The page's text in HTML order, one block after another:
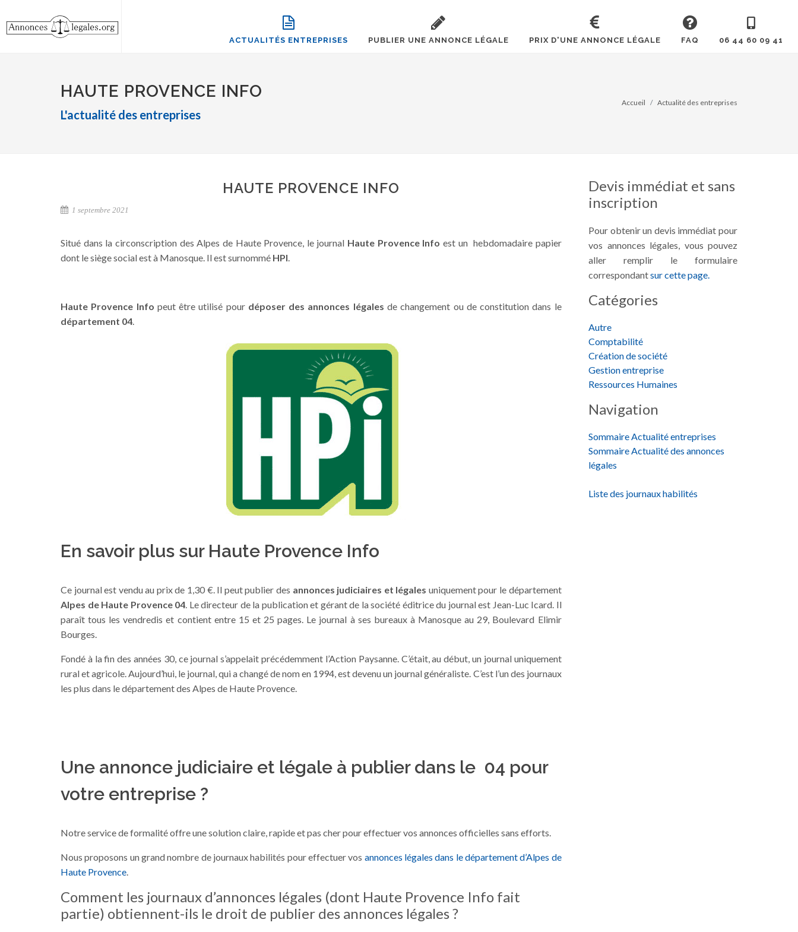
ACTUALITÉS ENTREPRISES PUBLIER UNE ANNONCE LÉGALE PRIX D'UNE ANNONCE LÉGALE FAQ 06 44 60 09 41
HAUTE PROVENCE INFO
L'actualité des entreprises
Accueil Actualité des entreprises
HAUTE PROVENCE INFO
1 septembre 2021
Situé dans la circonscription des Alpes de Haute Provence, le journal Haute Provence Info est un hebdomadaire papier
dont le siège social est à Manosque. Il est surnommé HPI.
Haute Provence Info peut être utilisé pourdéposer des annonces légales de changement ou de constitution dans le
département 04.
En savoir plus sur Haute Provence Info
Ce journal est vendu au prix de 1,30 €. Il peut publier des annonces judiciaires et légales uniquement pour le département
Alpes de Haute Provence 04. Le directeur de la publication et gérant de la société éditrice du journal est Jean-Luc Icard. Il
paraît tous les vendredis et contient entre 15 et 25 pages. Le journal à ses bureaux à Manosque au 29, Boulevard Elimir
Bourges.
Fondé à la fin des années 30, ce journal s’appelait précédemment l’Action Paysanne. C’était, au début, un journal uniquement
rural et agricole. Aujourd’hui, le journal, qui a changé de nom en 1994, est devenu un journal généraliste. C’est l’un des journaux
les plus dans le département des Alpes de Haute Provence.
Une annonce judiciaire et légale à publier dans le 04 pour
votre entreprise ?
Notre service de formalité offre une solution claire, rapide et pas cher pour effectuer vos annonces officielles sans efforts.
Nous proposons un grand nombre de journaux habilités pour effectuer vos annonces légales dans le département d’Alpes de
Haute Provence.
Comment les journaux d’annonces légales (dont Haute Provence Info fait
partie) obtiennent-ils le droit de publier des annonces légales ?
Devis immédiat et sans
inscription
Pour obtenir un devis immédiat pour
vos annonces légales, vous pouvez
aller remplir le formulaire
correspondantsur cette page.
Catégories
Autre
Comptabilité
Création de société
Gestion entreprise
Ressources Humaines
Navigation
Sommaire Actualité entreprises
Sommaire Actualité des annonces
légales
Liste des journaux habilités